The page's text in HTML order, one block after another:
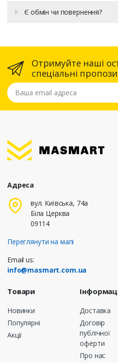
Є обмін чи повернення?
Отримуйте наші
спеціальні
Ваша email адреса
Адреса
вул. Київська, 74а
Біла Церква
09114
Переглянути на мапі
Email us:
info@masmart.com.ua
Товари
Новинки
Популярні
Акції
Доставка
Договір
публічної
оферти
Про нас